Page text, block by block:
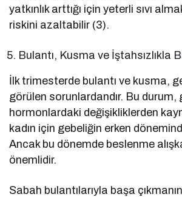
yatkınlık arttığı için yeterli sıvı
riskini azaltabilir (3).
Bulantı, Kusma ve İştahsızlıkla
İlk trimesterde bulantı ve kusma,
görülen sorunlardandır. Bu durum,
hormonlardaki değişikliklerden
kadın için gebeliğin erken
Ancak bu dönemde beslenme
önemlidir.
Sabah bulantılarıyla başa